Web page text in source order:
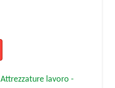
Attrezzature lavoro -